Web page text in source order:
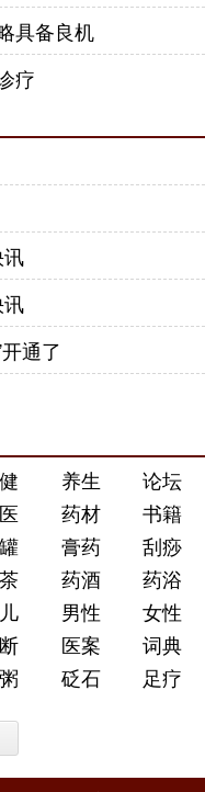
具备良机
疗
通了
养生
论坛
药材
书籍
膏药
刮痧
药酒
药浴
男性
女性
医案
词典
砭石 足疗